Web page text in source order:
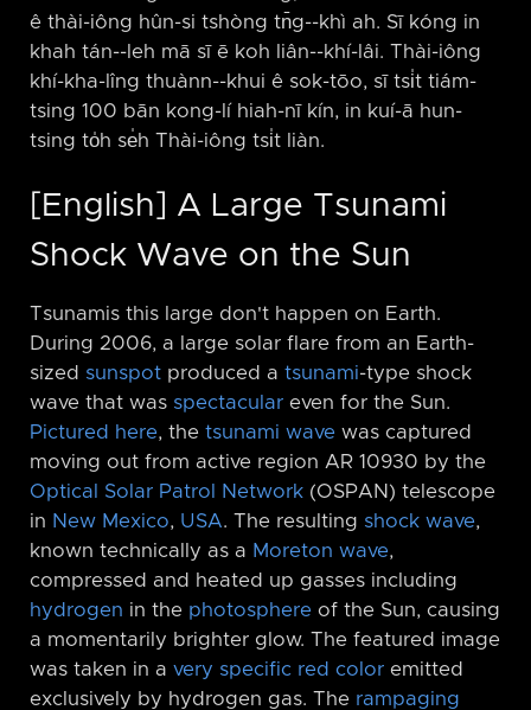
ê thài-iông hûn-si tshòng tn̄g-⁠-khì ah. Sī kóng in
khah tán-⁠-leh mā sī ē koh liân-⁠-khí-lâi. Thài-iông
khí-kha-lîng thuànn-⁠-khui ê sok-tōo, sī tsi̍t tiám-
tsing 100 bān kong-lí hiah-nī kín, in kuí-ā hun-
tsing to̍h se̍h Thài-iông tsi̍t liàn.
[English] A Large Tsunami
Shock Wave on the Sun
Tsunamis this large don't happen on Earth.
During 2006, a large solar flare from an Earth-
sized sunspot produced a tsunami-type shock
wave that was spectacular even for the Sun.
Pictured here, the tsunami wave was captured
moving out from active region AR 10930 by the
Optical Solar Patrol Network (OSPAN) telescope
in New Mexico, USA. The resulting shock wave,
known technically as a Moreton wave,
compressed and heated up gasses including
hydrogen in the photosphere of the Sun, causing
a momentarily brighter glow. The featured image
was taken in a very specific red color emitted
exclusively by hydrogen gas. The rampaging